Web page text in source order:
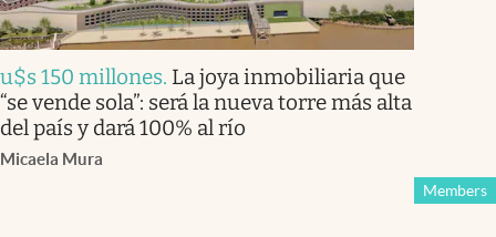
u$s 150 millones. La joya inmobiliaria que
“se vende sola”: será la nueva torre más alta
del país y dará 100% al río
Micaela Mura
Members